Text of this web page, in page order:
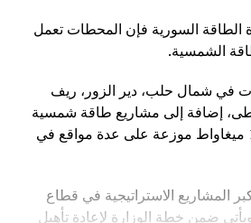
الطاقة السورية فإن المحطات تعمل
الشمسية.
في شمال حلب، دير الزور، ريف
إضافة إلى مشاريع طاقة شمسية
بقدرة إجمالية تبلغ 1000 ميغاواط موزعة على عدة مواقع في
المشاريع الاستراتيجية في قطاع
منذ عام 2011، ويأتي ضمن خطة الوزارة لإعادة تأهيل